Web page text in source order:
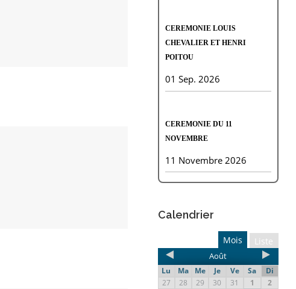
CEREMONIE LOUIS
CHEVALIER ET HENRI
POITOU
01 Sep. 2026
CEREMONIE DU 11
NOVEMBRE
11 Novembre 2026
Calendrier
Liste
Mois
Août
Lu Ma Me Je Ve Sa
Di
27
28 29 30 31 1
2